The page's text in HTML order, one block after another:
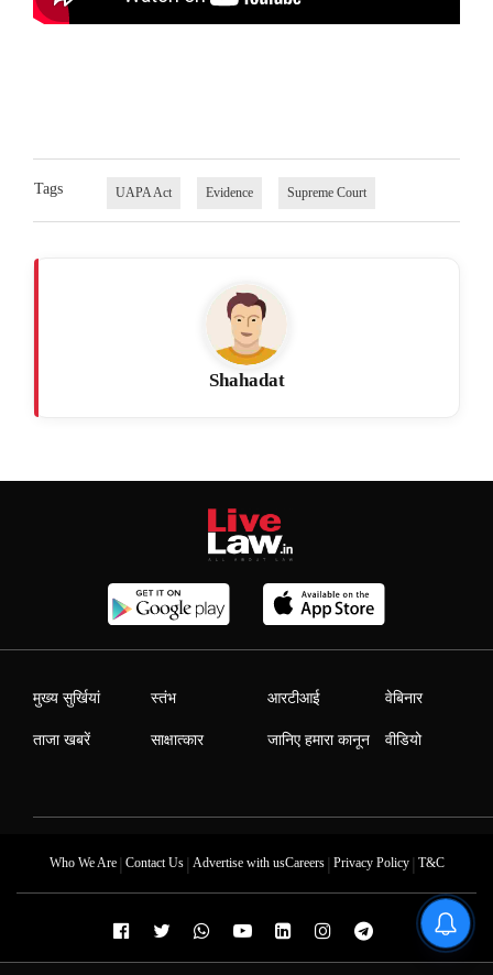
Tags UAPA Act Evidence Supreme Court
Shahadat
मुख्य सुर्खियां
ताजा खबरें
स्तंभ
साक्षात्कार
आरटीआई
जानिए हमारा कानून
वेबिनार
वीडियो
Who We Are| Contact Us| Advertise with usCareers| Privacy Policy| T&C